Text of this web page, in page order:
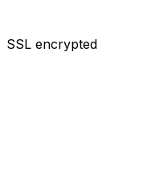
SSL encrypted